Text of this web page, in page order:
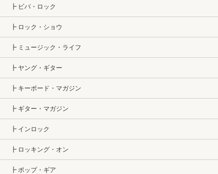
┣ ビバ・ロック
┣ ロック・ショウ
┣ ミュージック・ライフ
┣ ヤング・ギター
┣ キーボード・マガジン
┣ ギター・マガジン
┣ インロック
┣ ロッキング・オン
┣ ポップ・ギア